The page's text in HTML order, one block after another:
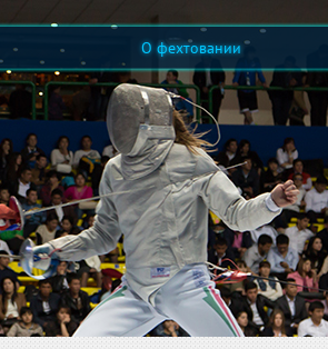
О фехтовании